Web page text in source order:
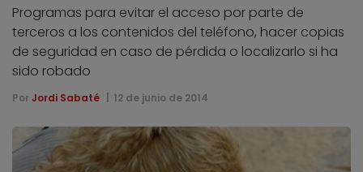
Programas para evitar el acceso por parte de
terceros a los contenidos del teléfono, hacer copias
de seguridad en caso de pérdida o localizarlo si ha
sido robado
Por Jordi Sabaté 12 de junio de 2014